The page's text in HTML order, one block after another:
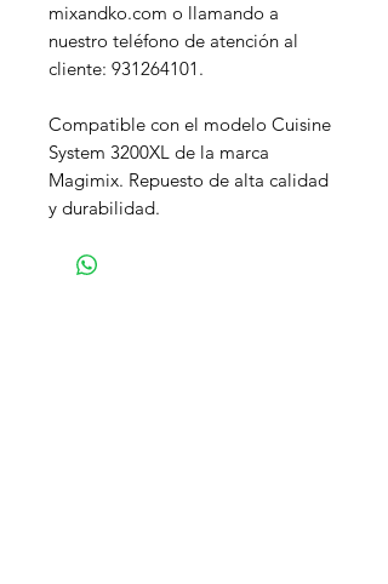
mixandko.com o llamando a
nuestro teléfono de atención al
cliente: 931264101.
Compatible con el modelo Cuisine
System 3200XL de la marca
Magimix. Repuesto de alta calidad
y durabilidad.